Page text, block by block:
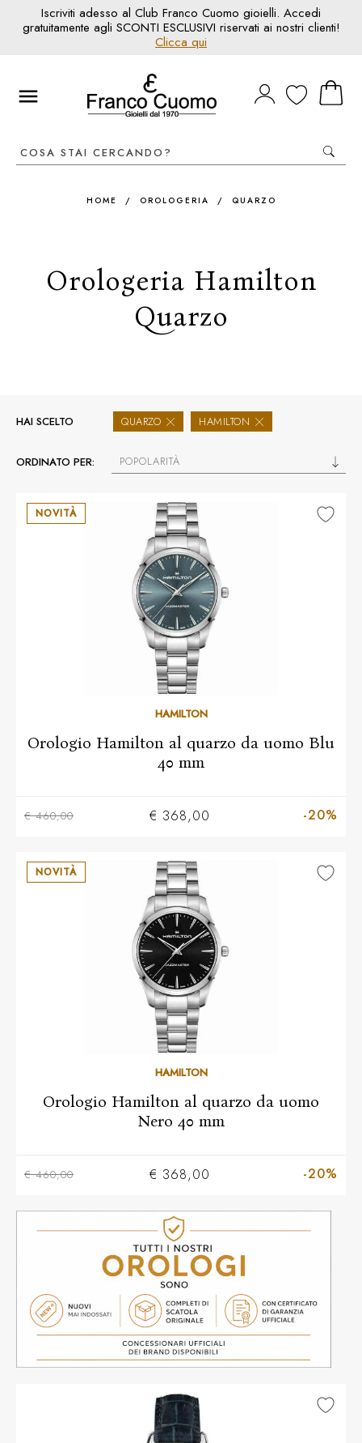
Iscriviti adesso al Club Franco Cuomo gioielli. Accedi
gratuitamente agli SCONTI ESCLUSIVI riservati ai nostri clienti!
Clicca qui
HOME / OROLOGERIA / QUARZO
Orologeria Hamilton
Quarzo
HAI SCELTO QUARZO HAMILTON
ORDINATO PER: POPOLARITÀ
NOVITÀ
HAMILTON
Orologio Hamilton al quarzo da uomo Blu
40 mm
€ 460,00 € 368,00 -20%
NOVITÀ
HAMILTON
Orologio Hamilton al quarzo da uomo
Nero 40 mm
€ 460,00 € 368,00 -20%